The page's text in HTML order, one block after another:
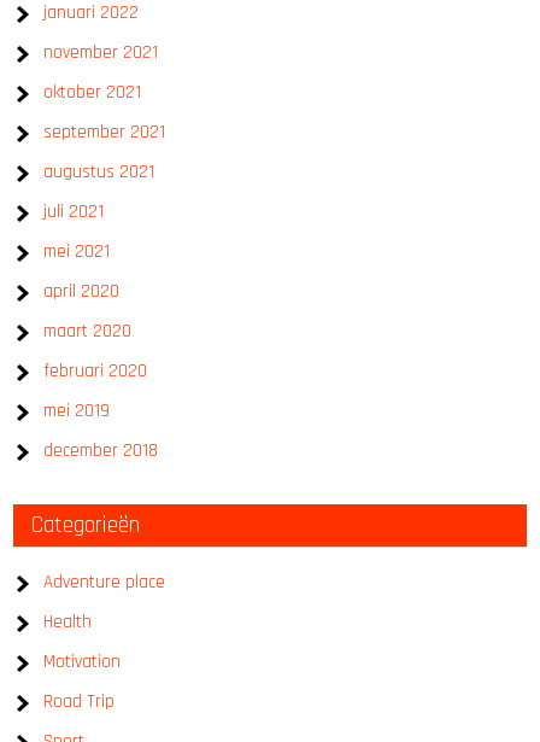
januari 2022
november 2021
oktober 2021
september 2021
augustus 2021
juli 2021
mei 2021
april 2020
maart 2020
februari 2020
mei 2019
december 2018
Categorieën
Adventure place
Health
Motivation
Road Trip